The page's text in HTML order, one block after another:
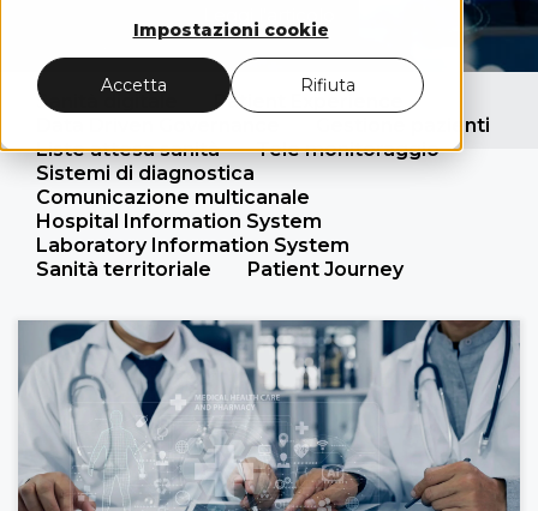
Impostazioni cookie
Accetta Rifiuta
Sanità digitale
Patient Experience
Gestione pazienti
Liste attesa sanità
Tele monitoraggio
Sistemi di diagnostica
Comunicazione multicanale
Hospital Information System
Laboratory Information System
Sanità territoriale
Patient Journey